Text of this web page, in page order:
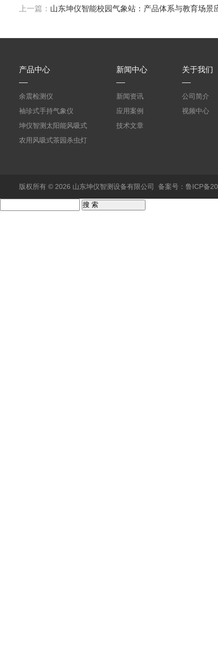
上一篇： 山东坤仪智能校园气象站：产品体系与教育场景
产品中心
余震检测仪
袖珍式手持气象仪
坤仪智测太阳能风吸式
杀虫灯
农用风吸式茶园杀虫灯
新闻中心
新闻资讯
应用案例
技术文章
关于我们
公司简介
视频中心
版权所有 © 2026 山东坤仪智测设备有限公司 备案号：鲁ICP备